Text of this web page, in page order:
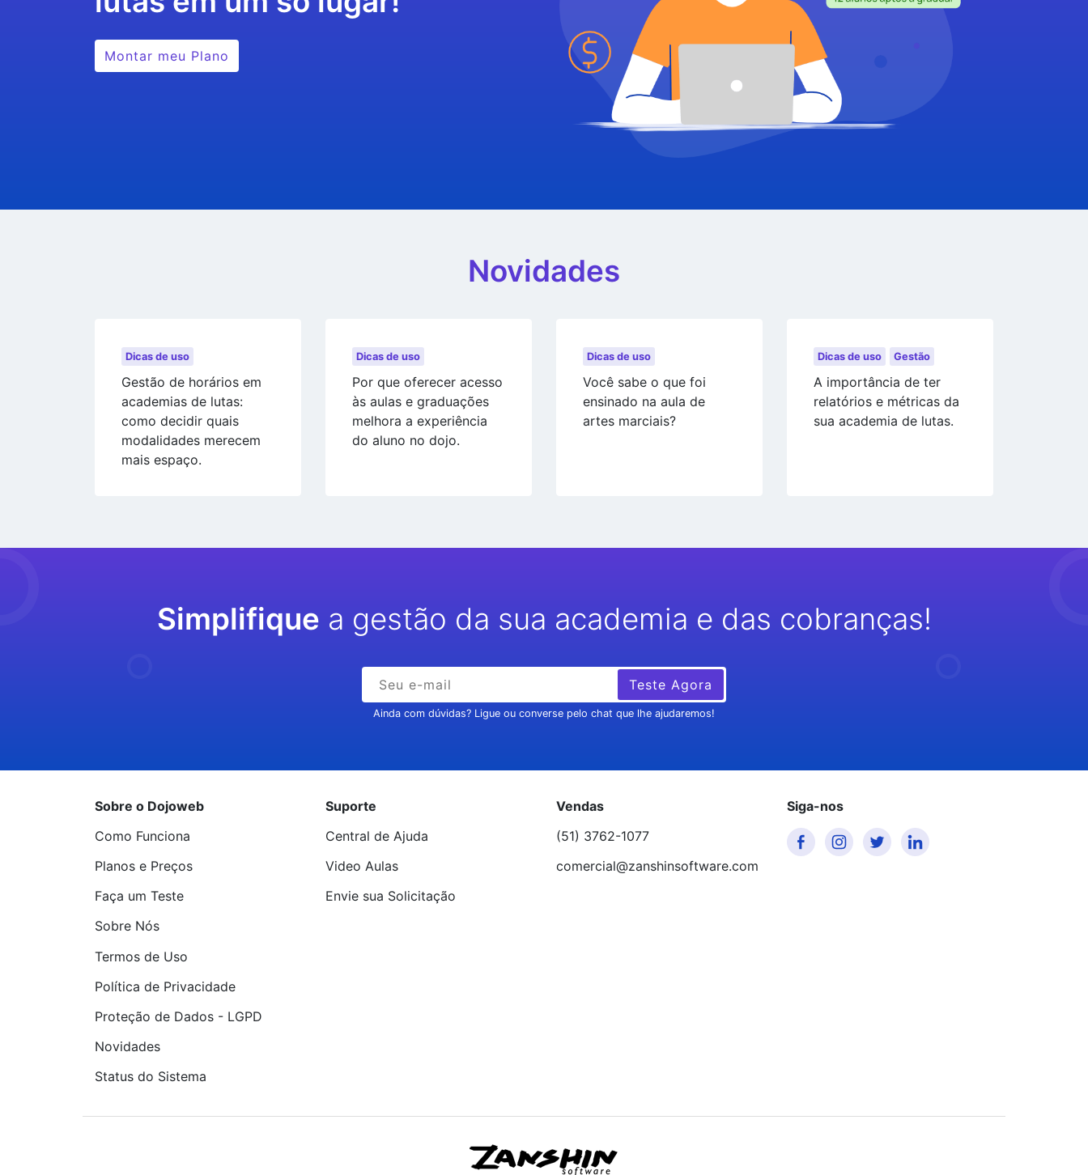
Montar meu Plano
Novidades
Dicas de uso
Gestão de horários em
academias de lutas:
como decidir quais
modalidades merecem
mais espaço.
Dicas de uso
Por que oferecer acesso
às aulas e graduações
melhora a experiência
do aluno no dojo.
Dicas de uso
Você sabe o que foi
ensinado na aula de
artes marciais?
Dicas de uso Gestão
A importância de ter
relatórios e métricas da
sua academia de lutas.
Simplifique a gestão da sua academia e das cobranças!
Teste Agora
Ainda com dúvidas? Ligue ou converse pelo chat que lhe ajudaremos!
Sobre o Dojoweb
Como Funciona
Planos e Preços
Faça um Teste
Sobre Nós
Termos de Uso
Política de Privacidade
Proteção de Dados - LGPD
Novidades
Status do Sistema
Suporte
Central de Ajuda
Video Aulas
Envie sua Solicitação
Vendas
(51) 3762-1077
comercial@zanshinsoftware.com
Siga-nos